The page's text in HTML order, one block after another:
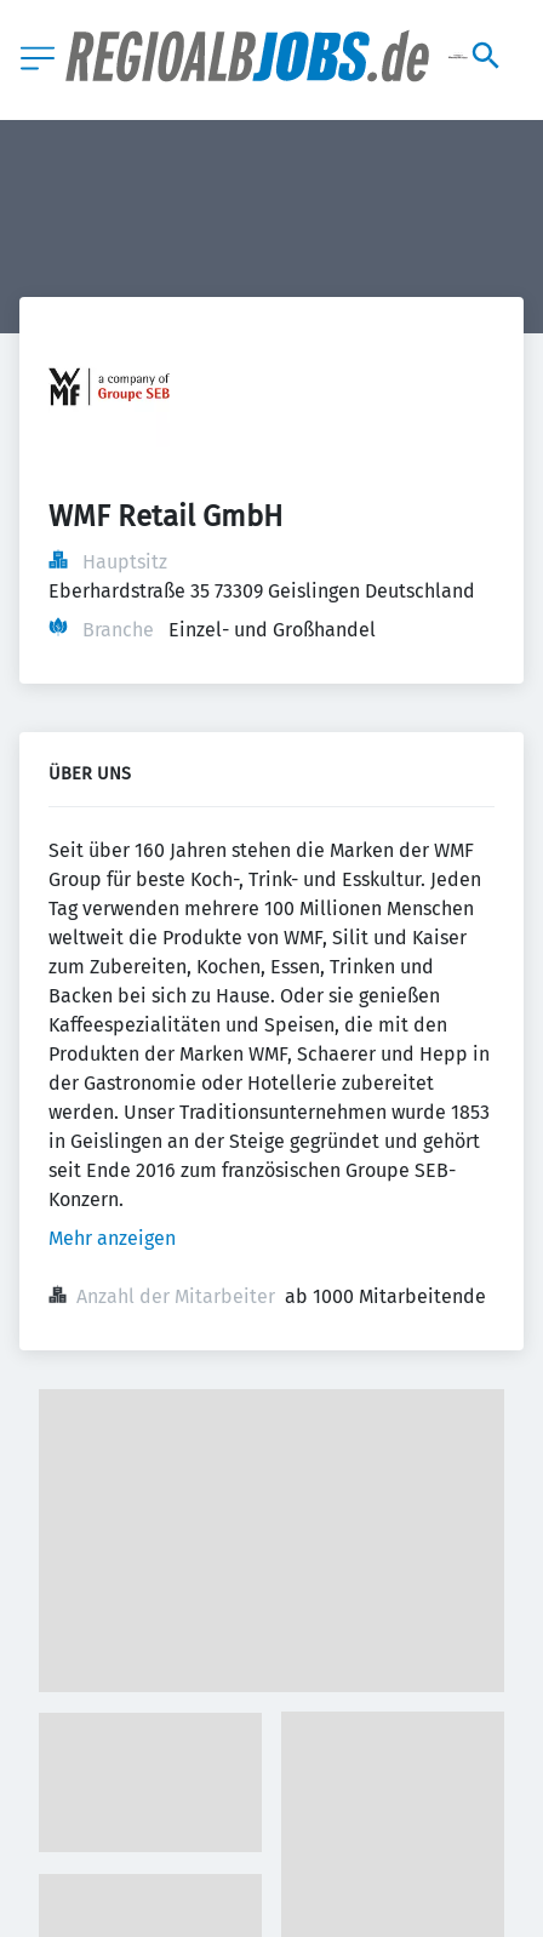
WMF Retail GmbH
Hauptsitz
Eberhardstraße 35 73309 Geislingen Deutschland
Branche
Einzel- und Großhandel
ÜBER UNS
Seit über 160 Jahren stehen die Marken der WMF
Group für beste Koch-, Trink- und Esskultur. Jeden
Tag verwenden mehrere 100 Millionen Menschen
weltweit die Produkte von WMF, Silit und Kaiser
zum Zubereiten, Kochen, Essen, Trinken und
Backen bei sich zu Hause. Oder sie genießen
Kaffeespezialitäten und Speisen, die mit den
Produkten der Marken WMF, Schaerer und Hepp in
der Gastronomie oder Hotellerie zubereitet
werden. Unser Traditionsunternehmen wurde 1853
in Geislingen an der Steige gegründet und gehört
seit Ende 2016 zum französischen Groupe SEB-
Konzern.
Mehr anzeigen
Anzahl der Mitarbeiter ab 1000 Mitarbeitende